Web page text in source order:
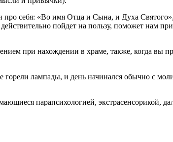
про себя: «Во имя Отца и Сына, и Духа
пойдет на пользу, поможет нам
при нахождении в храме, также, когда вы
горели лампады, и день начинался обычно с
парапсихологией, экстрасенсорикой,